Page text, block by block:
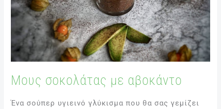
Μους σοκολάτας με αβοκάντο
Ένα σούπερ υγιεινό γλύκισμα που θα σας γεμίζει